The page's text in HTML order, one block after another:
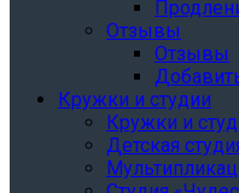
Отзывы
Отзывы
Кружки и студии
Кружки и
Детская